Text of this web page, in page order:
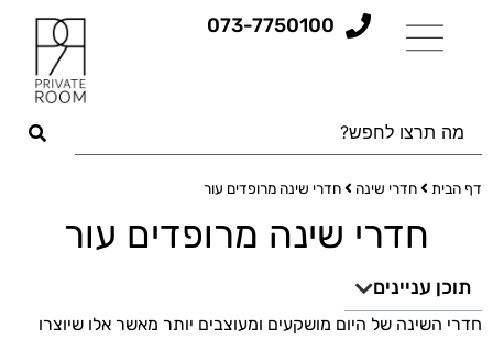
073-7750100
דף הבית חדרי שינה חדרי שינה מרופדים עור
חדרי שינה מרופדים עור
תוכן עניינים
חדרי השינה של היום מושקעים ומעוצבים יותר מאשר אלו שיוצרו